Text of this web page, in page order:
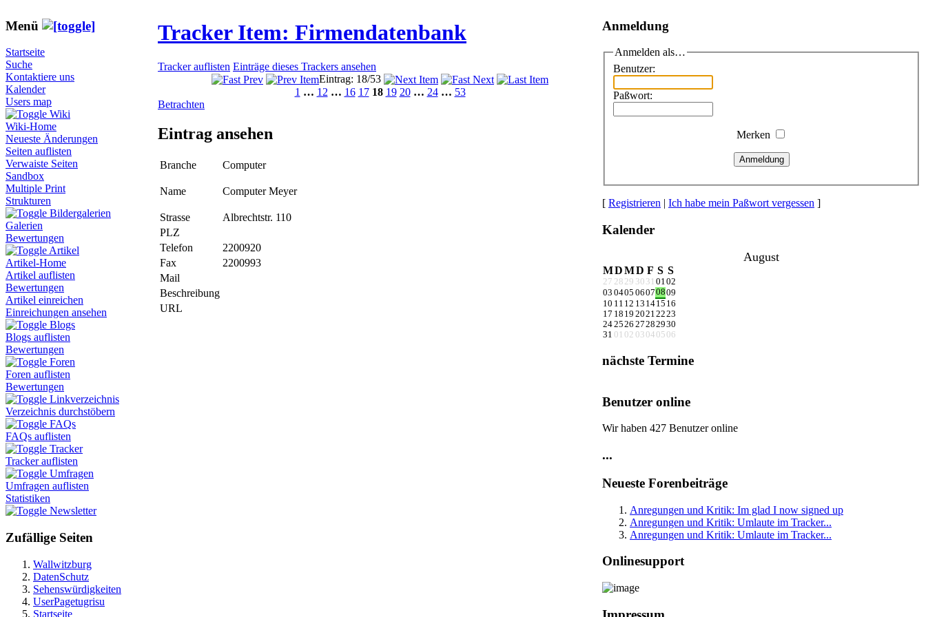
Menü
Startseite
Suche
Kontaktiere uns
Kalender
Users map
Wiki
Wiki-Home
Neueste Änderungen
Seiten auflisten
Verwaiste Seiten
Sandbox
Multiple Print
Strukturen
Bildergalerien
Galerien
Bewertungen
Artikel
Artikel-Home
Artikel auflisten
Bewertungen
Artikel einreichen
Einreichungen ansehen
Blogs
Blogs auflisten
Bewertungen
Foren
Foren auflisten
Bewertungen
Linkverzeichnis
Verzeichnis durchstöbern
FAQs
FAQs auflisten
Tracker
Tracker auflisten
Umfragen
Umfragen auflisten
Statistiken
Newsletter
Zufällige Seiten
Wallwitzburg
DatenSchutz
Sehenswürdigkeiten
UserPagetugrisu
Startseite
Tracker Item: Firmendatenbank
Tracker auflisten Einträge dieses Trackers ansehen
Eintrag: 18/53
1 … 12 … 16 17 18 19 20 … 24 … 53
Betrachten
Eintrag ansehen
Branche Computer
Name Computer Meyer
Strasse
Albrechtstr. 110
PLZ
Telefon
2200920
Fax
2200993
Mail
Beschreibung
URL
Anmeldung
Anmelden als…
Benutzer:
Paßwort:
Merken
Anmeldung
[ Registrieren | Ich habe mein Paßwort vergessen ]
Kalender
August
MDMD F S S
27 28 29 30 31 0102
03 0405 06070809
10 11 12 13 1415 16
17 18 19 20212223
242526 27282930
31 01 02 03 04 05 06
nächste Termine
Benutzer online
Wir haben 427 Benutzer online
...
Neueste Forenbeiträge
Anregungen und Kritik: Im glad I now signed up
Anregungen und Kritik: Umlaute im Tracker...
Anregungen und Kritik: Umlaute im Tracker...
Onlinesupport